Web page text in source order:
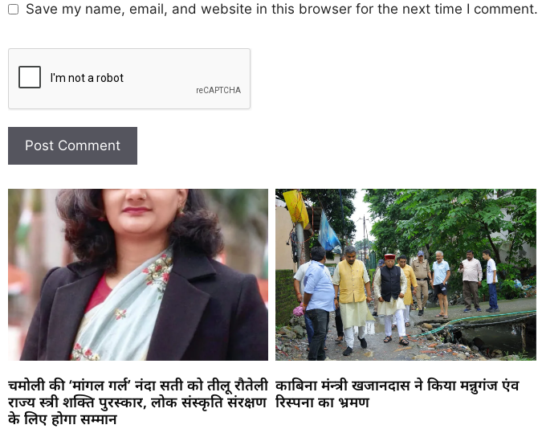
Save my name, email, and website in this browser for the next time I comment.
चमोली की ‘मांगल गर्ल’ नंदा सती को तीलू रौतेली
राज्य स्त्री शक्ति पुरस्कार, लोक संस्कृति संरक्षण
के लिए होगा सम्मान
काबिना मंन्त्री खजानदास ने किया मन्नुगंज एंव
रिस्पना का भ्रमण